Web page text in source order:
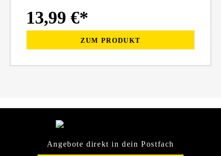
13,99 €*
ZUM PRODUKT
Angebote direkt in dein Postfach